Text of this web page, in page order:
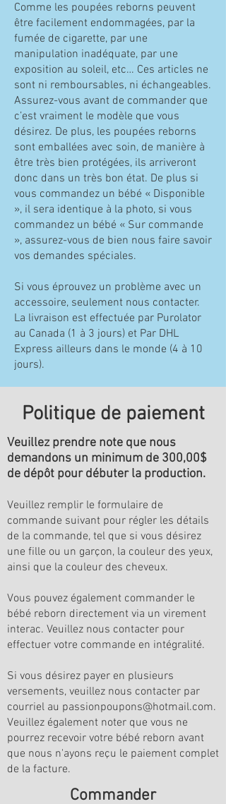
Comme les poupées reborns peuvent
être facilement endommagées, par la
fumée de cigarette, par une
manipulation inadéquate, par une
exposition au soleil, etc… Ces articles ne
sont ni remboursables, ni échangeables.
Assurez-vous avant de commander que
c’est vraiment le modèle que vous
désirez. De plus, les poupées reborns
sont emballées avec soin, de manière à
être très bien protégées, ils arriveront
donc dans un très bon état. De plus si
vous commandez un bébé « Disponible
», il sera identique à la photo, si vous
commandez un bébé « Sur commande
», assurez-vous de bien nous faire savoir
vos demandes spéciales.
Si vous éprouvez un problème avec un
accessoire, seulement nous contacter.
La livraison est effectuée par Purolator
au Canada (1 à 3 jours) et Par DHL
Express ailleurs dans le monde (4 à 10
jours).
Politique de paiement
Veuillez prendre note que nous
demandons un minimum de 300,00$
de dépôt pour débuter la production.
Veuillez remplir le formulaire de
commande suivant pour régler les détails
de la commande, tel que si vous désirez
une fille ou un garçon, la couleur des yeux,
ainsi que la couleur des cheveux.
Vous pouvez également commander le
bébé reborn directement via un virement
interac. Veuillez nous contacter pour
effectuer votre commande en intégralité.
Si vous désirez payer en plusieurs
versements, veuillez nous contacter par
courriel au passionpoupons@hotmail.com.
Veuillez également noter que vous ne
pourrez recevoir votre bébé reborn avant
que nous n'ayons reçu le paiement complet
de la facture.
Commander